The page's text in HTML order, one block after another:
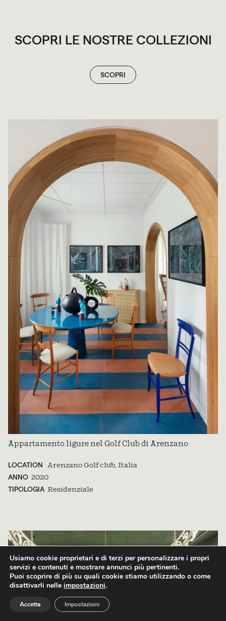
MENU
SCOPRI LE NOSTRE COLLEZIONI
SCOPRI
Appartamento ligure nel Golf Club di Arenzano
LOCATION Arenzano Golf club, Italia
ANNO 2020
TIPOLOGIA Residenziale
Usiamo cookie proprietari e di terzi per personalizzare i propri
servizi e contenuti e mostrare annunci più pertinenti.
Puoi scoprire di più su quali cookie stiamo utilizzando o come
disattivarli nelle impostazioni.
Accetta Impostazioni